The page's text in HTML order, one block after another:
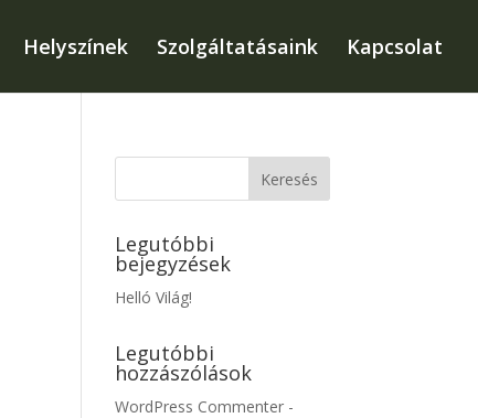
Helyszínek Szolgáltatásaink Kapcsolat
Legutóbbi
bejegyzések
Helló Világ!
Legutóbbi
hozzászólások
WordPress Commenter -